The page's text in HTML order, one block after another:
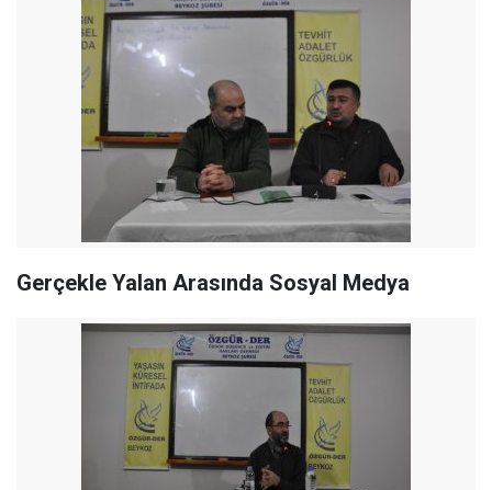
Gerçekle Yalan Arasında Sosyal Medya